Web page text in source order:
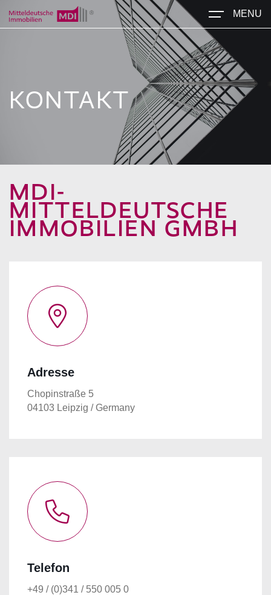
MENU
KONTAKT
MDI-
MITTELDEUTSCHE
IMMOBILIEN GMBH
Adresse
Chopinstraße 5
04103 Leipzig / Germany
Telefon
+49 / (0)341 / 550 005 0